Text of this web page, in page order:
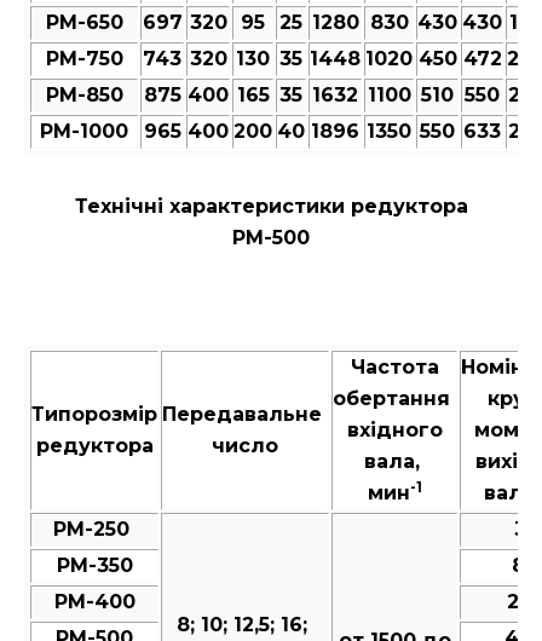
РМ-650
697 320 95 25 1280 830 430 430 183
РМ-750
743 320 130 35 1448 1020 450 472
РМ-850
875 400 165 35 1632 1100 510 550
РМ-1000
965 400 200 40 1896 1350 550 633
Технічні характеристики редуктора
РМ-500
Типорозмір
редуктора
Передавальне
число
Частота
обертання
вхідного
вала,
мин-1
РМ-250
8; 10; 12,5; 16;
РМ-350
РМ-400